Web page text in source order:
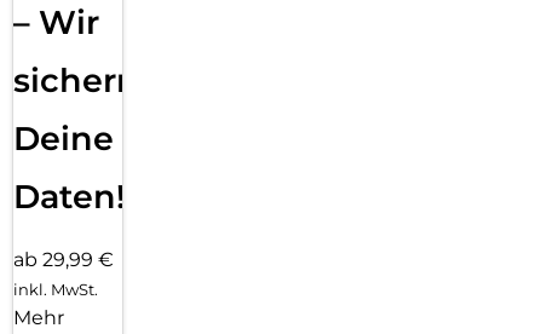
– Wir
sichern
Deine
Daten!
ab 29,99 €
inkl. MwSt.
Mehr